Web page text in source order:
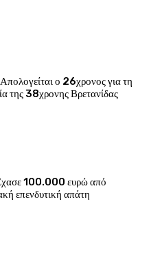
ο 26χρονος για τη
της 38χρονης Βρετανίδας
100.000 ευρώ από
επενδυτική απάτη